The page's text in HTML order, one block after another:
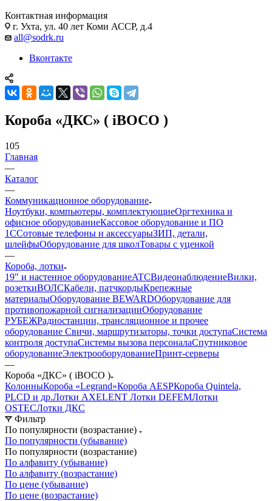
Контактная информация
г. Ухта, ул. 40 лет Коми АССР, д.4
all@sodrk.ru
Вконтакте
Короба «ДКС» ( iBOCO )
105
Главная
—
Каталог
—
Коммуникационное оборудование
Ноутбуки, компьютеры, комплектующиеОргтехника и
офисное оборудованиеКассовое оборудование и ПО
1ССотовые телефоны и аксессуарыЗИП, детали,
шлейфыОборудование для школТовары с уценкой
—
Короба, лотки
19" и настенное оборудованиеATCВидеонаблюдениеВилки,
розеткиВОЛСКабели, патчкордыКрепежные
материалыОборудование BEWARDОборудование для
противопожарной сигнализацииОборудование
РУБЕЖРадиостанции, трансляционное и прочее
оборудование Свичи, маршрутизаторы, точки доступаСистема
контроля доступаСистемы вызова персоналаСпутниковое
оборудованиеЭлектрооборудованиеПринт-серверы
—
Короба «ДКС» ( iBOCO )
КолонныКороба «Legrand»Короба AESPКороба Quintela,
PLCD и др.Лотки AXELENT Лотки DEFEMЛотки
OSTECЛотки ДКС
Фильтр
По популярности (возрастание)
По популярности (убывание)
По популярности (возрастание)
По алфавиту (убывание)
По алфавиту (возрастание)
По цене (убывание)
По цене (возрастание)